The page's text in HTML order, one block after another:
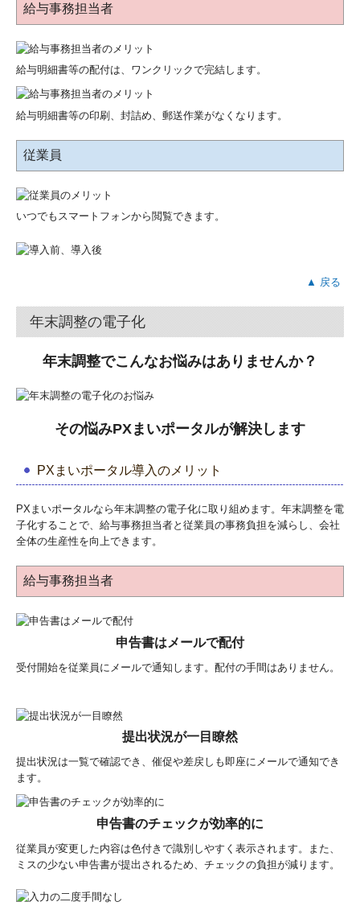
給与事務担当者
給与明細書等の配付は、ワンクリックで完結します。
給与明細書等の印刷、封詰め、郵送作業がなくなります。
従業員
いつでもスマートフォンから閲覧できます。
▲ 戻る
年末調整の電子化
年末調整でこんなお悩みはありませんか？
その悩みPXまいポータルが解決します
PXまいポータル導入のメリット
PXまいポータルなら年末調整の電子化に取り組めます。年末調整を電
子化することで、給与事務担当者と従業員の事務負担を減らし、会社
全体の生産性を向上できます。
給与事務担当者
申告書はメールで配付
受付開始を従業員にメールで通知します。配付の手間はありません。
提出状況が一目瞭然
提出状況は一覧で確認でき、催促や差戻しも即座にメールで通知でき
ます。
申告書のチェックが効率的に
従業員が変更した内容は色付きで識別しやすく表示されます。また、
ミスの少ない申告書が提出されるため、チェックの負担が減ります。